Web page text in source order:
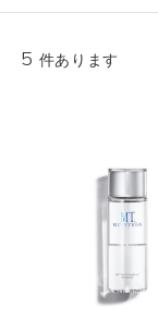
5 件あります